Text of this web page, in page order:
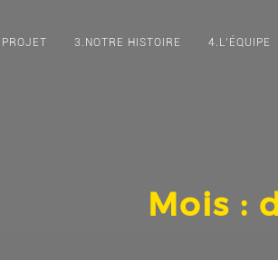
3.NOTRE HISTOIRE 4.L’ÉQUIPE
Mois :